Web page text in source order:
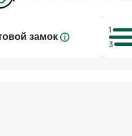
замок